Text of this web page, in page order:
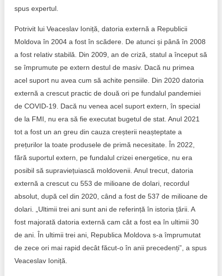
spus expertul.
Potrivit lui Veaceslav Ioniță, datoria externă a Republicii
Moldova în 2004 a fost în scădere. De atunci și până în 2008
a fost relativ stabilă. Din 2009, an de criză, statul a început să
se împrumute pe extern destul de masiv. Dacă nu primea
acel suport nu avea cum să achite pensiile. Din 2020 datoria
externă a crescut practic de două ori pe fundalul pandemiei
de COVID-19. Dacă nu venea acel suport extern, în special
de la FMI, nu era să fie executat bugetul de stat. Anul 2021
tot a fost un an greu din cauza creșterii neașteptate a
prețurilor la toate produsele de primă necesitate. În 2022,
fără suportul extern, pe fundalul crizei energetice, nu era
posibil să supraviețuiască moldovenii. Anul trecut, datoria
externă a crescut cu 553 de milioane de dolari, recordul
absolut, după cel din 2020, când a fost de 537 de milioane de
dolari. „Ultimii trei ani sunt ani de referință în istoria țării. A
fost majorată datoria externă cam cât a fost ea în ultimii 30
de ani. În ultimii trei ani, Republica Moldova s-a împrumutat
de zece ori mai rapid decât făcut-o în anii precedenți”, a spus
Veaceslav Ioniță.